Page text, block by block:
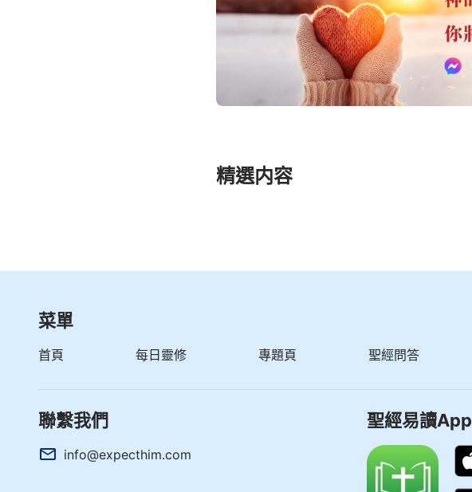
精選内容
菜單
首頁 每日靈修 專題頁 聖經問答
聯繫我們
info@expecthim.com
聖經易讀App